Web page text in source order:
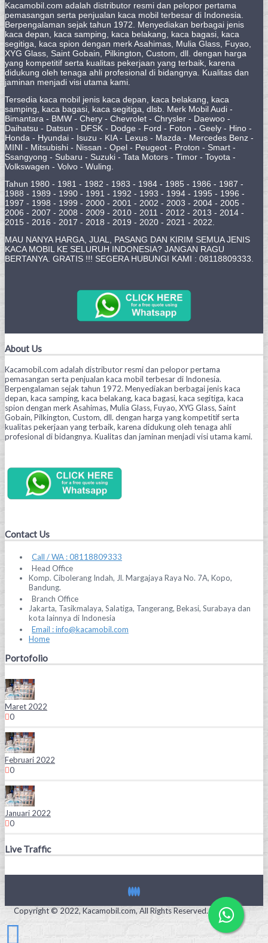
Kacamobil.com adalah distributor resmi dan pelopor pertama
pemasangan serta penjualan kaca mobil terbesar di Indonesia.
Berpengalaman sejak tahun 1972. Menyediakan berbagai jenis
kaca depan, kaca samping, kaca belakang, kaca bagasi, kaca
segitiga, kaca spion dengan merk Asahimas, Mulia Glass, Fuyao,
XYG Glass, Saint Gobain, Pilkington, Custom, dll. dengan harga
yang kompetitif serta kualitas pekerjaan yang terbaik, karena
didukung oleh tenaga ahli profesional di bidangnya. Kualitas dan
jaminan menjadi visi utama kami.
Tersedia kaca mobil jenis kaca depan, kaca belakang, kaca
samping, kaca bagasi, kaca segitiga, dlsb. Merk Mobil Audi -
Bimantara - BMW - Chery - Chevrolet - Chrysler - Daewoo -
Daihatsu - Datsun - DFSK - Dodge - Ford - Foton - Geely - Hino -
Honda - Hyundai - Isuzu - KIA - Lexus - Mazda - Mercedes Benz -
MINI - Mitsubishi - Nissan - Opel - Peugeot - Proton - Smart -
Ssangyong - Subaru - Suzuki - Tata Motors - Timor - Toyota -
Volkswagen - Volvo - Wuling.
Tahun 1980 - 1981 - 1982 - 1983 - 1984 - 1985 - 1986 - 1987 -
1988 - 1989 - 1990 - 1991 - 1992 - 1993 - 1994 - 1995 - 1996 -
1997 - 1998 - 1999 - 2000 - 2001 - 2002 - 2003 - 2004 - 2005 -
2006 - 2007 - 2008 - 2009 - 2010 - 2011 - 2012 - 2013 - 2014 -
2015 - 2016 - 2017 - 2018 - 2019 - 2020 - 2021 - 2022.
MAU NANYA HARGA, JUAL, PASANG DAN KIRIM SEMUA JENIS
KACA MOBIL KE SELURUH INDONESIA? JANGAN RAGU
BERTANYA. GRATIS !!! SEGERA HUBUNGI KAMI : 08118809333.
About Us
Kacamobil.com adalah distributor resmi dan pelopor pertama
pemasangan serta penjualan kaca mobil terbesar di Indonesia.
Berpengalaman sejak tahun 1972. Menyediakan berbagai jenis kaca
depan, kaca samping, kaca belakang, kaca bagasi, kaca segitiga, kaca
spion dengan merk Asahimas, Mulia Glass, Fuyao, XYG Glass, Saint
Gobain, Pilkington, Custom, dll. dengan harga yang kompetitif serta
kualitas pekerjaan yang terbaik, karena didukung oleh tenaga ahli
profesional di bidangnya. Kualitas dan jaminan menjadi visi utama kami.
Contact Us
Call / WA : 08118809333
Head Office
Komp. Cibolerang Indah, Jl. Margajaya Raya No. 7A, Kopo,
Bandung.
Branch Office
Jakarta, Tasikmalaya, Salatiga, Tangerang, Bekasi, Surabaya dan
kota lainnya di Indonesia
Email : info@kacamobil.com
Home
Portofolio
Maret 2022
0
Februari 2022
0
Januari 2022
0
Live Traffic
Copyright © 2022, Kacamobil.com, All Rights Reserved.